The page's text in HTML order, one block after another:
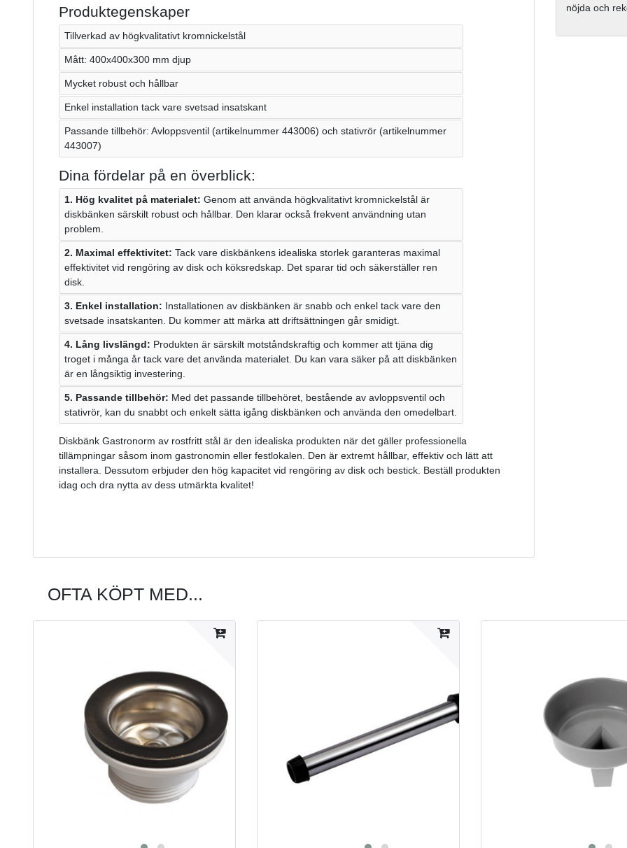
Produktegenskaper
Tillverkad av högkvalitativt kromnickelstål
Mått: 400x400x300 mm djup
Mycket robust och hållbar
Enkel installation tack vare svetsad insatskant
Passande tillbehör: Avloppsventil (artikelnummer 443006) och stativrör (artikelnummer
443007)
Dina fördelar på en överblick:
1. Hög kvalitet på materialet: Genom att använda högkvalitativt kromnickelstål är
diskbänken särskilt robust och hållbar. Den klarar också frekvent användning utan
problem.
2. Maximal effektivitet: Tack vare diskbänkens idealiska storlek garanteras maximal
effektivitet vid rengöring av disk och köksredskap. Det sparar tid och säkerställer ren
disk.
3. Enkel installation: Installationen av diskbänken är snabb och enkel tack vare den
svetsade insatskanten. Du kommer att märka att driftsättningen går smidigt.
4. Lång livslängd: Produkten är särskilt motståndskraftig och kommer att tjäna dig
troget i många år tack vare det använda materialet. Du kan vara säker på att diskbänken
är en långsiktig investering.
5. Passande tillbehör: Med det passande tillbehöret, bestående av avloppsventil och
stativrör, kan du snabbt och enkelt sätta igång diskbänken och använda den omedelbart.
Diskbänk Gastronorm av rostfritt stål är den idealiska produkten när det gäller professionella
tillämpningar såsom inom gastronomin eller festlokalen. Den är extremt hållbar, effektiv och lätt att
installera. Dessutom erbjuder den hög kapacitet vid rengöring av disk och bestick. Beställ produkten
idag och dra nytta av dess utmärkta kvalitet!
nöjda och
OFTA KÖPT MED...